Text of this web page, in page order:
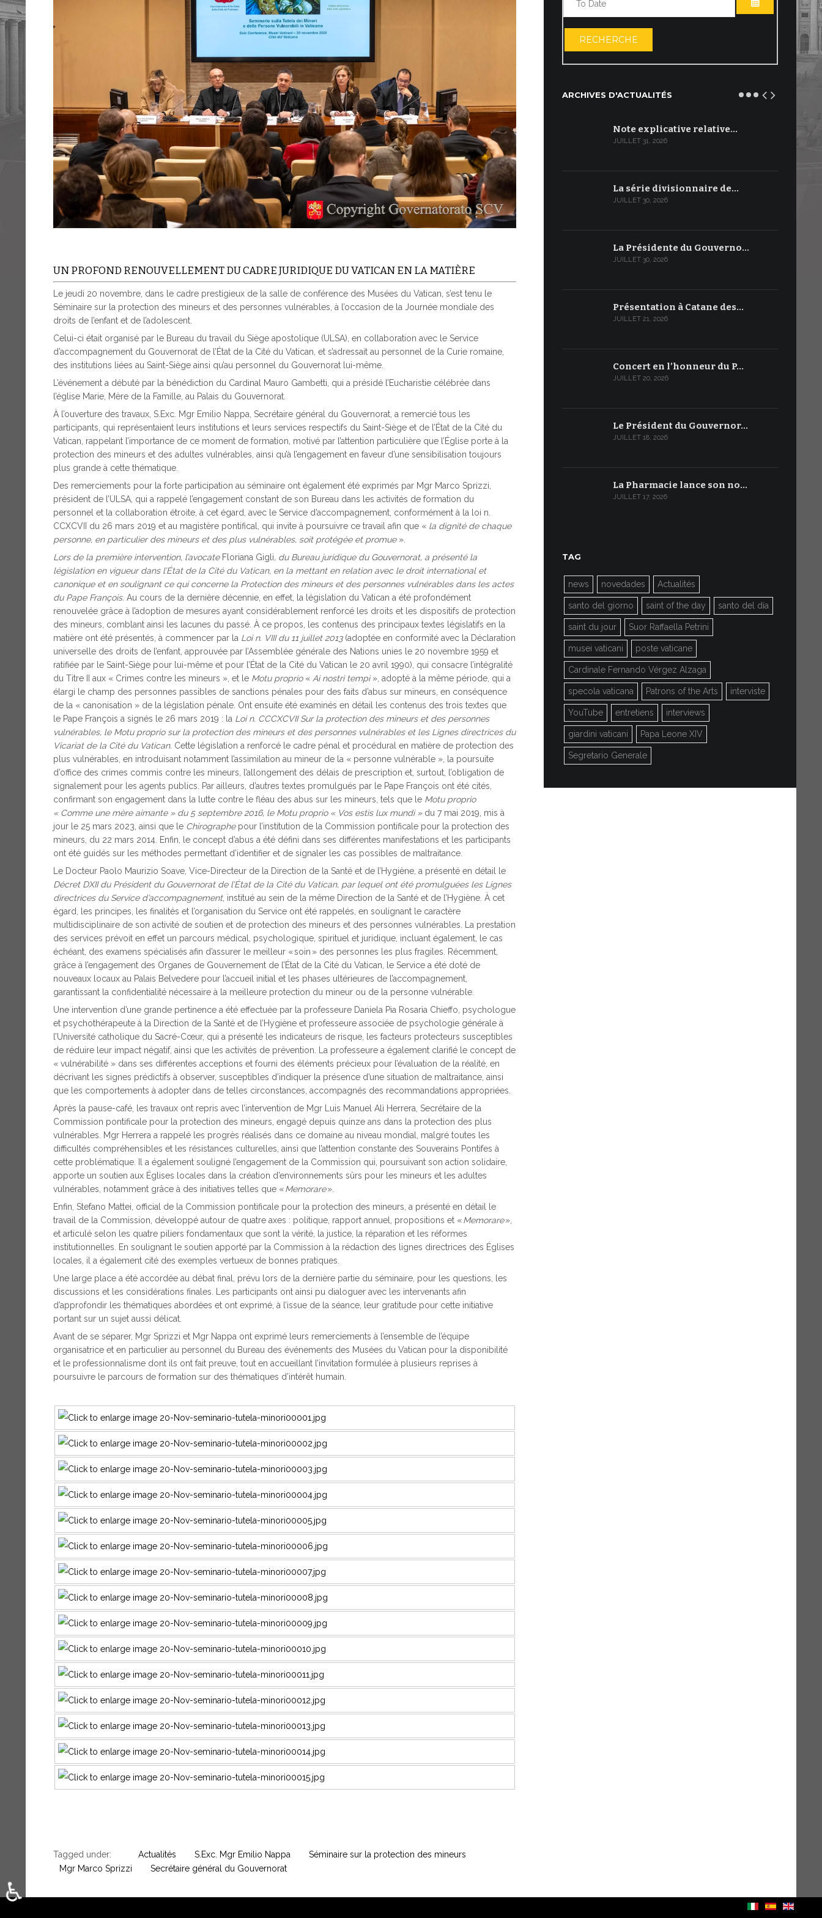
UN PROFOND RENOUVELLEMENT DU CADRE JURIDIQUE DU VATICAN EN LA MATIÈRE
Le jeudi 20 novembre, dans le cadre prestigieux de la salle de conférence des Musées du Vatican, s’est tenu le
Séminaire sur la protection des mineurs et des personnes vulnérables, à l’occasion de la Journée mondiale des
droits de l’enfant et de l’adolescent.
Celui-ci était organisé par le Bureau du travail du Siège apostolique (ULSA), en collaboration avec le Service
d’accompagnement du Gouvernorat de l’État de la Cité du Vatican, et s’adressait au personnel de la Curie romaine,
des institutions liées au Saint-Siège ainsi qu’au personnel du Gouvernorat lui-même.
L’événement a débuté par la bénédiction du Cardinal Mauro Gambetti, qui a présidé l’Eucharistie célébrée dans
l’église Marie, Mère de la Famille, au Palais du Gouvernorat.
À l’ouverture des travaux, S.Exc. Mgr Emilio Nappa, Secrétaire général du Gouvernorat, a remercié tous les
participants, qui représentaient leurs institutions et leurs services respectifs du Saint-Siège et de l’État de la Cité du
Vatican, rappelant l’importance de ce moment de formation, motivé par l’attention particulière que l’Église porte à la
protection des mineurs et des adultes vulnérables, ainsi qu’à l’engagement en faveur d’une sensibilisation toujours
plus grande à cette thématique.
Des remerciements pour la forte participation au séminaire ont également été exprimés par Mgr Marco Sprizzi,
président de l’ULSA, qui a rappelé l’engagement constant de son Bureau dans les activités de formation du
personnel et la collaboration étroite, à cet égard, avec le Service d’accompagnement, conformément à la loi n.
CCXCVII du 26 mars 2019 et au magistère pontifical, qui invite à poursuivre ce travail afin que « la dignité de chaque
personne, en particulier des mineurs et des plus vulnérables, soit protégée et promue».
Lors de la première intervention, l’avocateFloriana Gigli, du Bureau juridique du Gouvernorat, a présenté la
législation en vigueur dans l’État de la Cité du Vatican, en la mettant en relation avec le droit international et
canonique et en soulignant ce qui concerne la Protection des mineurs et des personnes vulnérables dans les actes
du Pape François. Au cours de la dernière décennie, en effet, la législation du Vatican a été profondément
renouvelée grâce à l’adoption de mesures ayant considérablement renforcé les droits et les dispositifs de protection
des mineurs, comblant ainsi les lacunes du passé. À ce propos, les contenus des principaux textes législatifs en la
matière ont été présentés, à commencer par la Loi n. VIII du 11 juillet 2013(adoptée en conformité avec la Déclaration
universelle des droits de l’enfant, approuvée par l’Assemblée générale des Nations unies le 20 novembre 1959 et
ratifiée par le Saint-Siège pour lui-même et pour l’État de la Cité du Vatican le 20 avril 1990), qui consacre l’intégralité
du Titre II aux « Crimes contre les mineurs », et le Motu proprio« Ai nostri tempi», adopté à la même période, qui a
élargi le champ des personnes passibles de sanctions pénales pour des faits d’abus sur mineurs, en conséquence
de la « canonisation » de la législation pénale. Ont ensuite été examinés en détail les contenus des trois textes que
le Pape François a signés le 26 mars 2019 : la Loi n. CCCXCVII Sur la protection des mineurs et des personnes
vulnérables, le Motu proprio sur la protection des mineurs et des personnes vulnérables et les Lignes directrices du
Vicariat de la Cité du Vatican. Cette législation a renforcé le cadre pénal et procédural en matière de protection des
plus vulnérables, en introduisant notamment l’assimilation au mineur de la « personne vulnérable », la poursuite
d’office des crimes commis contre les mineurs, l’allongement des délais de prescription et, surtout, l’obligation de
signalement pour les agents publics. Par ailleurs, d’autres textes promulgués par le Pape François ont été cités,
confirmant son engagement dans la lutte contre le fléau des abus sur les mineurs, tels que le Motu proprio
« Comme une mère aimante »du 5 septembre 2016, le Motu proprio « Vos estis lux mundi »du 7 mai 2019, mis à
jour le 25 mars 2023, ainsi que le Chirographepour l’institution de la Commission pontificale pour la protection des
mineurs, du 22 mars 2014. Enfin, le concept d’abus a été défini dans ses différentes manifestations et les participants
ont été guidés sur les méthodes permettant d’identifier et de signaler les cas possibles de maltraitance.
Le Docteur Paolo Maurizio Soave, Vice-Directeur de la Direction de la Santé et de l’Hygiène, a présenté en détail le
Décret DXII du Président du Gouvernorat de l’État de la Cité du Vatican, par lequel ont été promulguées les Lignes
directrices du Service d’accompagnement, institué au sein de la même Direction de la Santé et de l’Hygiène. À cet
égard, les principes, les finalités et l’organisation du Service ont été rappelés, en soulignant le caractère
multidisciplinaire de son activité de soutien et de protection des mineurs et des personnes vulnérables. La prestation
des services prévoit en effet un parcours médical, psychologique, spirituel et juridique, incluant également, le cas
échéant, des examens spécialisés afin d’assurer le meilleur « soin » des personnes les plus fragiles. Récemment,
grâce à l’engagement des Organes de Gouvernement de l’État de la Cité du Vatican, le Service a été doté de
nouveaux locaux au Palais Belvedere pour l’accueil initial et les phases ultérieures de l’accompagnement,
garantissant la confidentialité nécessaire à la meilleure protection du mineur ou de la personne vulnérable.
Une intervention d’une grande pertinence a été effectuée par la professeure Daniela Pia Rosaria Chieffo, psychologue
et psychothérapeute à la Direction de la Santé et de l’Hygiène et professeure associée de psychologie générale à
l’Université catholique du Sacré-Cœur, qui a présenté les indicateurs de risque, les facteurs protecteurs susceptibles
de réduire leur impact négatif, ainsi que les activités de prévention. La professeure a également clarifié le concept de
« vulnérabilité » dans ses différentes acceptions et fourni des éléments précieux pour l’évaluation de la réalité, en
décrivant les signes prédictifs à observer, susceptibles d’indiquer la présence d’une situation de maltraitance, ainsi
que les comportements à adopter dans de telles circonstances, accompagnés des recommandations appropriées.
Après la pause-café, les travaux ont repris avec l’intervention de Mgr Luis Manuel Alì Herrera, Secrétaire de la
Commission pontificale pour la protection des mineurs, engagé depuis quinze ans dans la protection des plus
vulnérables. Mgr Herrera a rappelé les progrès réalisés dans ce domaine au niveau mondial, malgré toutes les
difficultés compréhensibles et les résistances culturelles, ainsi que l’attention constante des Souverains Pontifes à
cette problématique. Il a également souligné l’engagement de la Commission qui, poursuivant son action solidaire,
apporte un soutien aux Églises locales dans la création d’environnements sûrs pour les mineurs et les adultes
vulnérables, notamment grâce à des initiatives telles que «Memorare».
Enfin, Stefano Mattei, official de la Commission pontificale pour la protection des mineurs, a présenté en détail le
travail de la Commission, développé autour de quatre axes : politique, rapport annuel, propositions et «Memorare»,
et articulé selon les quatre piliers fondamentaux que sont la vérité, la justice, la réparation et les réformes
institutionnelles. En soulignant le soutien apporté par la Commission à la rédaction des lignes directrices des Églises
locales, il a également cité des exemples vertueux de bonnes pratiques.
Une large place a été accordée au débat final, prévu lors de la dernière partie du séminaire, pour les questions, les
discussions et les considérations finales. Les participants ont ainsi pu dialoguer avec les intervenants afin
d’approfondir les thématiques abordées et ont exprimé, à l’issue de la séance, leur gratitude pour cette initiative
portant sur un sujet aussi délicat.
Avant de se séparer, Mgr Sprizzi et Mgr Nappa ont exprimé leurs remerciements à l’ensemble de l’équipe
organisatrice et en particulier au personnel du Bureau des événements des Musées du Vatican pour la disponibilité
et le professionnalisme dont ils ont fait preuve, tout en accueillant l’invitation formulée à plusieurs reprises à
poursuivre le parcours de formation sur des thématiques d’intérêt humain.
Tagged under: Actualités S.Exc. Mgr Emilio Nappa
Séminaire sur la protection des mineurs
Mgr Marco Sprizzi
Secrétaire général du Gouvernorat
OUVRIR LE
RECHERCHE
ARCHIVES D'ACTUALITÉS
Note explicative relative…
JUILLET 31, 2026
La série divisionnaire de…
JUILLET 30, 2026
La Présidente du Gouverno…
JUILLET 30, 2026
Présentation à Catane des…
JUILLET 21, 2026
Concert en l’honneur du P…
JUILLET 20, 2026
Le Président du Gouvernor…
JUILLET 18, 2026
La Pharmacie lance son no…
JUILLET 17, 2026
TAG
news novedades Actualités
santo del giorno saint of the day santo del día
saint du jour Suor Raffaella Petrini
musei vaticani poste vaticane
Cardinale Fernando Vérgez Alzaga
specola vaticana Patrons of the Arts interviste
YouTube entretiens interviews
giardini vaticani Papa Leone XIV
Segretario Generale